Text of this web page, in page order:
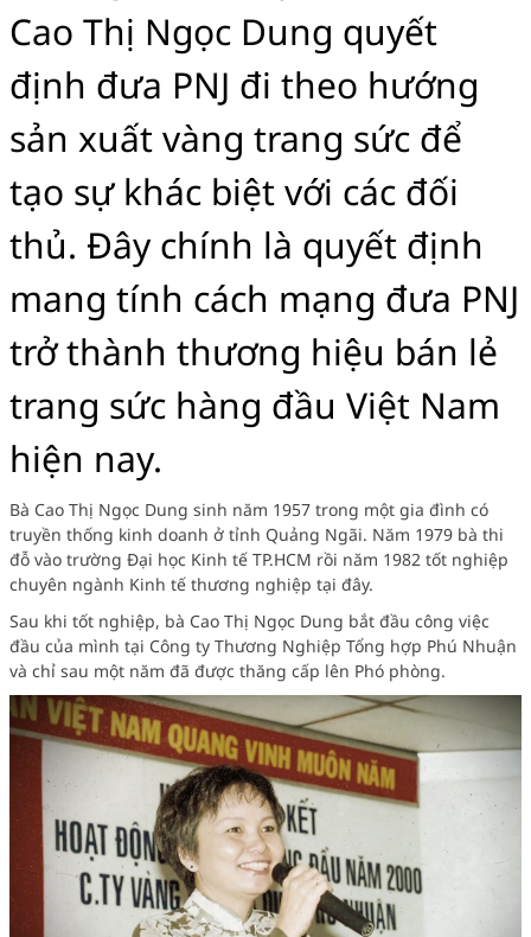
Cao Thị Ngọc Dung quyết
định đưa PNJ đi theo hướng
sản xuất vàng trang sức để
tạo sự khác biệt với các đối
thủ. Đây chính là quyết định
mang tính cách mạng đưa PNJ
trở thành thương hiệu bán lẻ
trang sức hàng đầu Việt Nam
hiện nay.
Bà Cao Thị Ngọc Dung sinh năm 1957 trong một gia đình có
truyền thống kinh doanh ở tỉnh Quảng Ngãi. Năm 1979 bà thi
đỗ vào trường Đại học Kinh tế TP.HCM rồi năm 1982 tốt nghiệp
chuyên ngành Kinh tế thương nghiệp tại đây.
Sau khi tốt nghiệp, bà Cao Thị Ngọc Dung bắt đầu công việc
đầu của mình tại Công ty Thương Nghiệp Tổng hợp Phú Nhuận
và chỉ sau một năm đã được thăng cấp lên Phó phòng.